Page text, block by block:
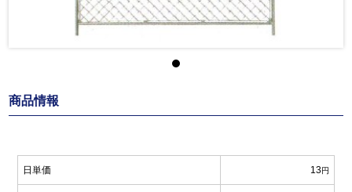
商品情報
日単価 13円